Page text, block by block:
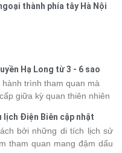
thành phía tây Hà Nội
Hạ Long từ 3 - 6 sao
trình tham quan mà
giữa kỳ quan thiên nhiên
khi lựa chọn. Bài viết
thuyền Hạ Long mới nhất
sánh và tìm được hành
lịch Điện Biên cập nhật
bởi những di tích lịch sử
tham quan mang đậm dấu